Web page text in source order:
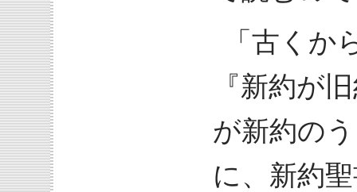
「古く
『新約が
が新約の
に、新約